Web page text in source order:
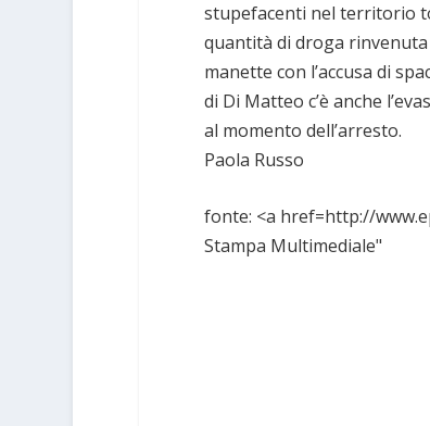
stupefacenti nel territorio
quantità di droga rinvenuta
manette con l’accusa di
di Di Matteo c’è anche
al momento dell’arresto.
Paola Russo
fonte: <a href=http://
Stampa Multimediale"